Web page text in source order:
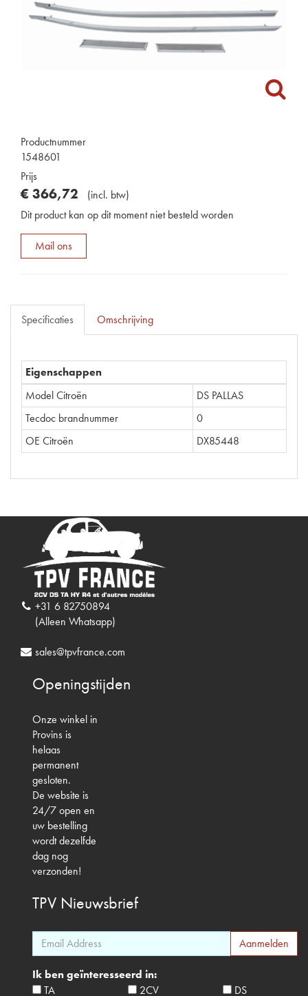
Productnummer
1548601
Prijs
€ 366,72 (incl. btw)
Dit product kan op dit moment niet besteld worden
Mail ons
Specificaties Omschrijving
Eigenschappen
Model Citroën
DS PALLAS
Tecdoc brandnummer
0
OE Citroën
DX85448
+31 6 82750894
(Alleen Whatsapp)
sales@tpvfrance.com
Openingstijden
Onze winkel in
Provins is
helaas
permanent
gesloten.
De website is
24/7 open en
uw bestelling
wordt dezelfde
dag nog
verzonden!
TPV Nieuwsbrief
Ik ben geïnteresseerd in:
TA
2CV DS